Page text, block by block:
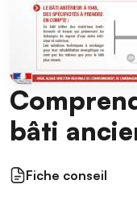
bâti
Fiche conseil